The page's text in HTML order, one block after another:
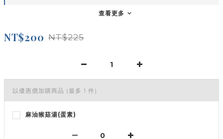
查看更多
NT$200 NT$225
以優惠價加購商品 (最多 1 件)
麻油猴菇湯(蛋素)